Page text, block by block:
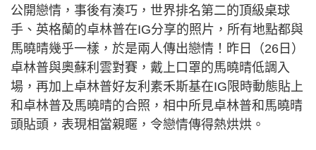
公開戀情，事後有湊巧，世界排名第二的頂級桌球
手、英格蘭的卓林普在IG分享的照片，所有地點都與
馬曉晴幾乎一樣，於是兩人傳出戀情！昨日（26日）
卓林普與奧蘇利雲對賽，戴上口罩的馬曉晴低調入
場，再加上卓林普好友利素禾斯基在IG限時動態貼上
和卓林普及馬曉晴的合照，相中所見卓林普和馬曉晴
頭貼頭，表現相當親䁥，令戀情傳得熱烘烘。